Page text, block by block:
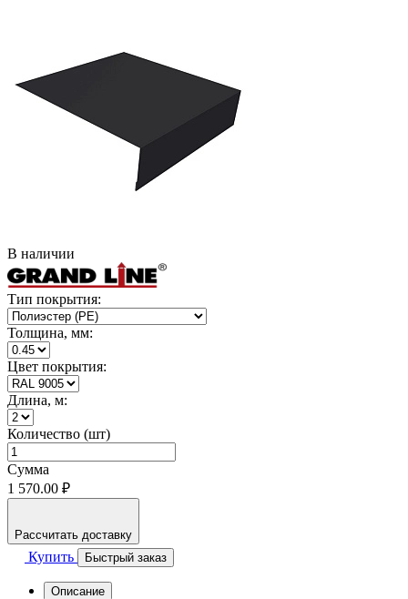
В наличии
Тип покрытия:
Толщина, мм:
Цвет покрытия:
Длина, м:
Количество (шт)
Сумма
1 570.00 ₽
Рассчитать доставку
Купить Быстрый заказ
Описание